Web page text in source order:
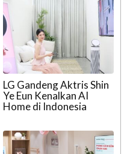
LG Gandeng Aktris Shin
Ye Eun Kenalkan AI
Home di Indonesia